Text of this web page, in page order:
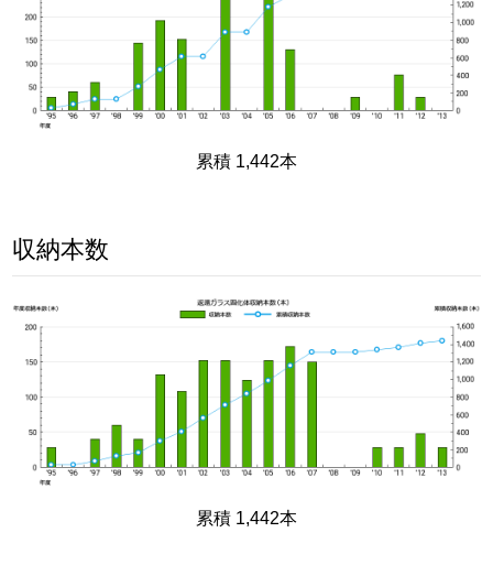
累積 1,442本
収納本数
累積 1,442本